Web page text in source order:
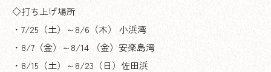
◇打ち上げ場所
・7/25（土）～8/6（木） 小浜湾
・8/7（金）～8/14 （金）安楽島湾
・8/15（土）～8/23（日）佐田浜